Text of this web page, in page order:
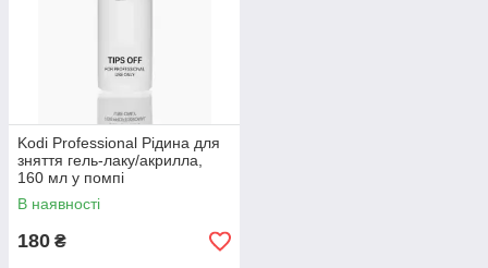
Kodi Professional Рідина для
зняття гель-лаку/акрилла,
160 мл у помпі
В наявності
180 ₴